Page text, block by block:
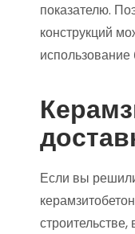
показателю.
конструкций
Если вы